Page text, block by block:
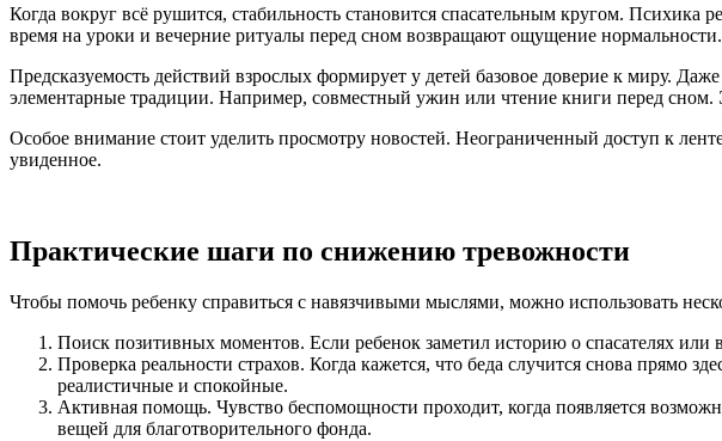
Когда вокруг всё рушится, стабильность становится спасательным кругом.
время на уроки и вечерние ритуалы перед сном возвращают ощущение нормальности.
Предсказуемость действий взрослых формирует у детей базовое доверие к миру.
элементарные традиции. Например, совместный ужин или чтение книги перед сном.
Особое внимание стоит уделить просмотру новостей. Неограниченный доступ к
увиденное.
Практические шаги по снижению тревожности
Чтобы помочь ребенку справиться с навязчивыми мыслями, можно использовать
Поиск позитивных моментов. Если ребенок заметил историю о спасателях или
Проверка реальности страхов. Когда кажется, что беда случится снова прямо
реалистичные и спокойные.
Активная помощь. Чувство беспомощности проходит, когда появляется
вещей для благотворительного фонда.